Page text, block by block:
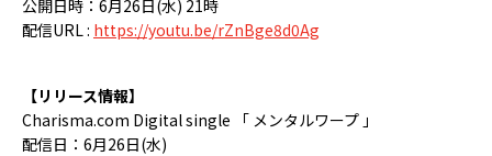
公開日時：6月26日(水) 21時
配信URL : https://youtu.be/rZnBge8d0Ag
【リリース情報】
Charisma.com Digital single 「 メンタルワープ 」
配信日：6月26日(水)